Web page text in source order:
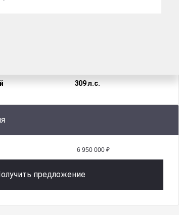
309 л.с.
6 950 000 ₽
предложение